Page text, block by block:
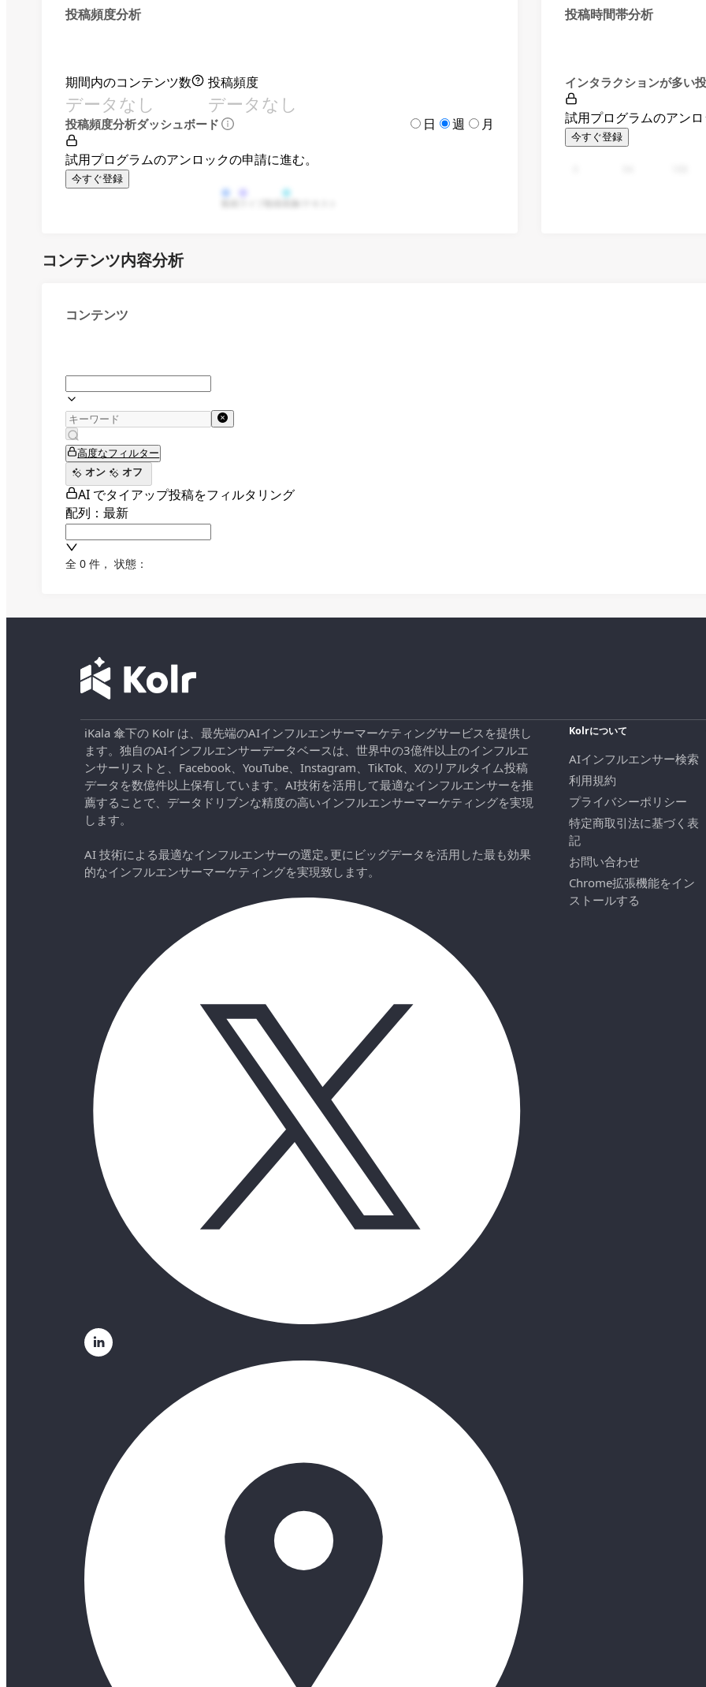
投稿頻度分析
期間内のコンテンツ数
データなし
投稿頻度
データなし
投稿頻度分析ダッシュボード 日 週 月
試用プログラムのアンロックの申請に進む。
今すぐ登録
投稿時間帯分析
インタラクションが多い
試用プログラムのアンロ
今すぐ登録
コンテンツ内容分析
コンテンツ
高度なフィルター
オン
オフ
AI でタイアップ投稿をフィルタリング
配列：最新
全 0 件 ， 状態：
iKala 傘下の Kolr は、最先端のAIインフルエンサーマーケティングサービスを提供し
ます。独自のAIインフルエンサーデータベースは、世界中の3億件以上のインフルエ
ンサーリストと、Facebook、YouTube、Instagram、TikTok、Xのリアルタイム投稿
データを数億件以上保有しています。AI技術を活用して最適なインフルエンサーを推
薦することで、データドリブンな精度の高いインフルエンサーマーケティングを実現
します。
AI 技術による最適なインフルエンサーの選定｡更にビッグデータを活用した最も効果
的なインフルエンサーマーケティングを実現致します。
Kolrについて
AIインフルエンサー検索
利用規約
プライバシーポリシー
特定商取引法に基づく表
記
お問い合わせ
Chrome拡張機能をイン
ストールする